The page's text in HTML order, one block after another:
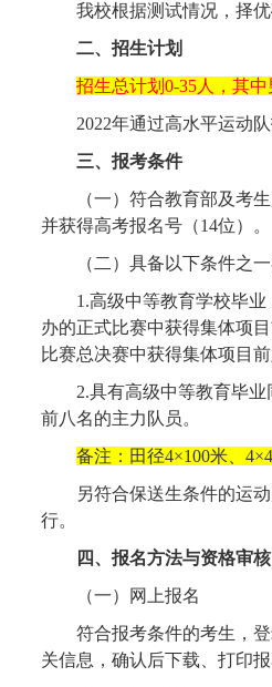
我校根据测试情况，择
二、招生计划
招生总计划 0-35人，其
2022年通过高水平运动
三、报考条件
（一）符合教育部及考
并获得高考报名号（14位）。
（二）具备以下条件之一
1.高级中等教育学校毕
办的正式比赛中获得集体项
比赛总决赛中获得集体项目
2.具有高级中等教育毕
前八名的主力队员。
备注：田径4×100米、
另符合保送生条件的运
行。
四、报名方法与资格审核
（一）网上报名
符合报考条件的考生，
关信息，确认后下载、打印